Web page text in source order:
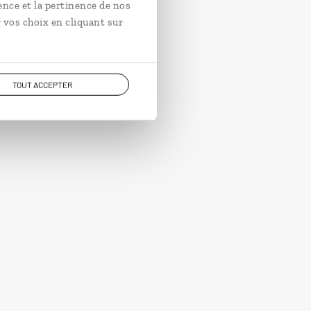
et la pertinence de nos
vos choix en cliquant sur
TOUT ACCEPTER